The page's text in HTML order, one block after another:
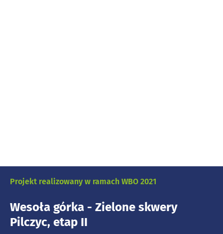
Projekt realizowany w ramach WBO 2021
Wesoła górka - Zielone skwery
Pilczyc, etap II